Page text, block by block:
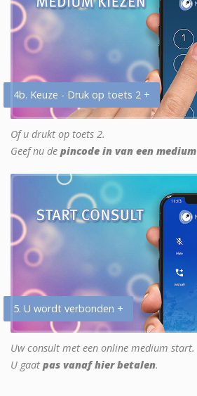
4b. Keuze - Druk op toets 2 +
Of u drukt op toets 2.
Geef nu de pincode in van een medium
5. U wordt verbonden +
Uw consult met een online medium start.
U gaat pas vanaf hier betalen.